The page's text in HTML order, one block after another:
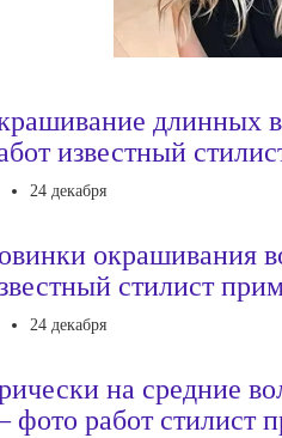
длинных
известный
24 декабря
окрашивания
стилист
24 декабря
на средние
работ стилист